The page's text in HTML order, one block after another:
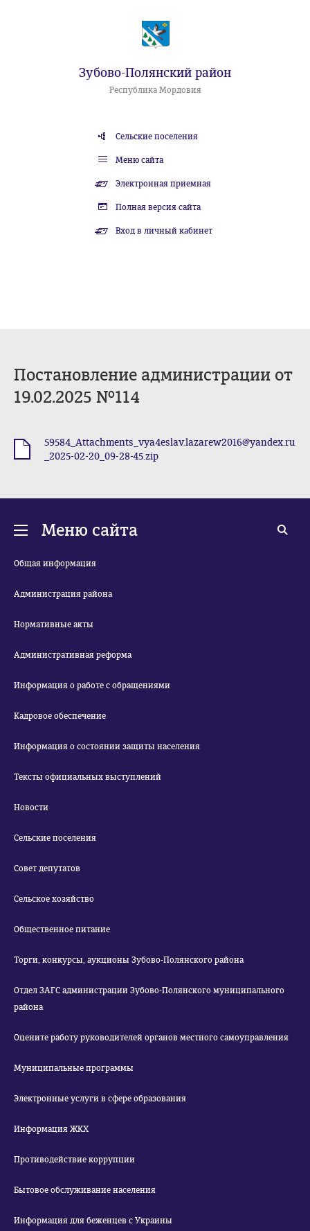
Зубово-Полянский район
Республика Мордовия
Сельские поселения
Меню сайта
Электронная приемная
Полная версия сайта
Вход в личный кабинет
Постановление администрации от
19.02.2025 №114
59584_Attachments_vya4eslav.lazarew2016@yandex.ru
_2025-02-20_09-28-45.zip
Меню сайта
Общая информация
Администрация района
Нормативные акты
Административная реформа
Информация о работе с обращениями
Кадровое обеспечение
Информация о состоянии защиты населения
Тексты официальных выступлений
Новости
Сельские поселения
Совет депутатов
Сельское хозяйство
Общественное питание
Торги, конкурсы, аукционы Зубово-Полянского района
Отдел ЗАГС администрации Зубово-Полянского муниципального
района
Оцените работу руководителей органов местного самоуправления
Муниципальные программы
Электронные услуги в сфере образования
Информация ЖКХ
Противодействие коррупции
Бытовое обслуживание населения
Информация для беженцев с Украины